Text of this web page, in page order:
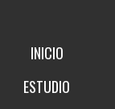
INICIO
ESTUDIO